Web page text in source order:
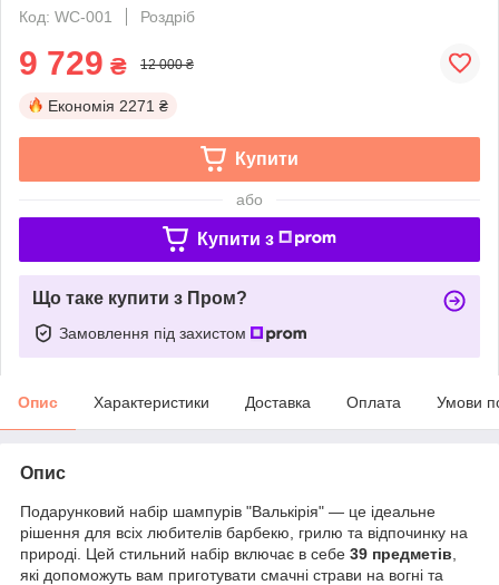
Код: WC-001
Роздріб
9 729 ₴ 12 000 ₴
Економія 2271 ₴
Купити
або
Купити з
Що таке купити з Пром?
Замовлення під захистом
Опис Характеристики Доставка Оплата Умови
Опис
Подарунковий набір шампурів "Валькірія" — це ідеальне
рішення для всіх любителів барбекю, грилю та відпочинку на
природі. Цей стильний набір включає в себе 39 предметів
які допоможуть вам приготувати смачні страви на вогні та